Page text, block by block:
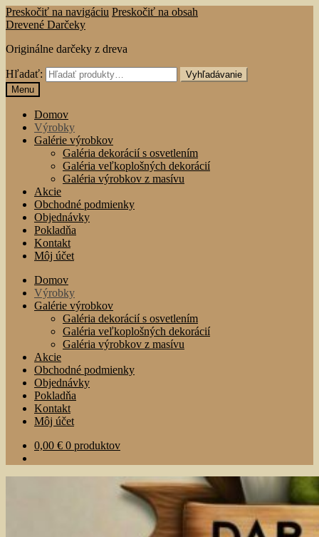
Preskočiť na navigáciu Preskočiť na obsah
Drevené Darčeky
Originálne darčeky z dreva
Hľadať:
Vyhľadávanie
Menu
Domov
Výrobky
Galérie výrobkov
Galéria dekorácií s osvetlením
Galéria veľkoplošných dekorácií
Galéria výrobkov z masívu
Akcie
Obchodné podmienky
Objednávky
Pokladňa
Kontakt
Môj účet
Domov
Výrobky
Galérie výrobkov
Galéria dekorácií s osvetlením
Galéria veľkoplošných dekorácií
Galéria výrobkov z masívu
Akcie
Obchodné podmienky
Objednávky
Pokladňa
Kontakt
Môj účet
0,00 € 0 produktov